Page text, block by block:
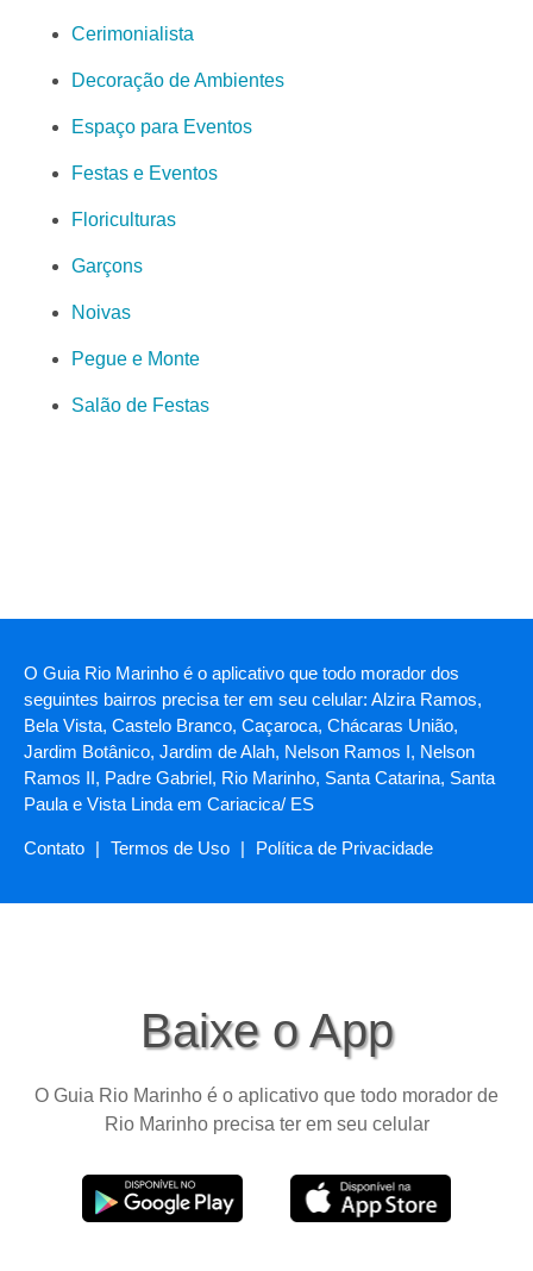
Cerimonialista
Decoração de Ambientes
Espaço para Eventos
Festas e Eventos
Floriculturas
Garçons
Noivas
Pegue e Monte
Salão de Festas
O Guia Rio Marinho é o aplicativo que todo morador dos
seguintes bairros precisa ter em seu celular: Alzira Ramos,
Bela Vista, Castelo Branco, Caçaroca, Chácaras União,
Jardim Botânico, Jardim de Alah, Nelson Ramos I, Nelson
Ramos II, Padre Gabriel, Rio Marinho, Santa Catarina, Santa
Paula e Vista Linda em Cariacica/ ES
Contato | Termos de Uso | Política de Privacidade
Baixe o App
O Guia Rio Marinho é o aplicativo que todo morador de
Rio Marinho precisa ter em seu celular